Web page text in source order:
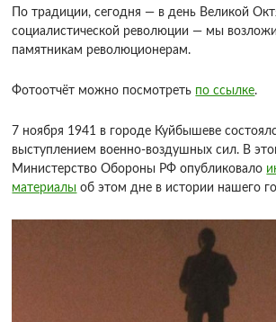
По традиции, сегодня — в день Великой
социалистической революции — мы
памятникам революционерам.
Фотоотчёт можно посмотреть по ссылке.
7 ноября 1941 в городе Куйбышеве
выступлением военно-воздушных сил. В
Министерство Обороны РФ опубликовало
материалы об этом дне в истории нашего